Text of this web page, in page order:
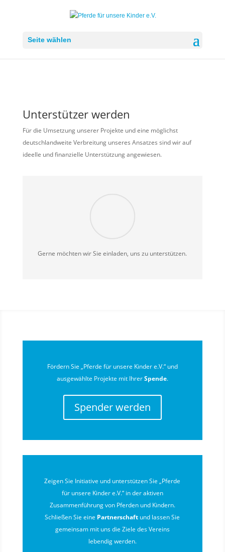
Seite wählen
Unterstützer werden
Für die Umsetzung unserer Projekte und eine möglichst
deutschlandweite Verbreitung unseres Ansatzes sind wir auf
ideelle und finanzielle Unterstützung angewiesen.
Gerne möchten wir Sie einladen, uns zu unterstützen.
Fördern Sie „Pferde für unsere Kinder e.V.“ und
ausgewählte Projekte mit IhrerSpende.
Spender werden
Zeigen Sie Initiative und unterstützen Sie „Pferde
für unsere Kinder e.V.“ in der aktiven
Zusammenführung von Pferden und Kindern.
Schließen Sie eine Partnerschaft und lassen Sie
gemeinsam mit uns die Ziele des Vereins
lebendig werden.